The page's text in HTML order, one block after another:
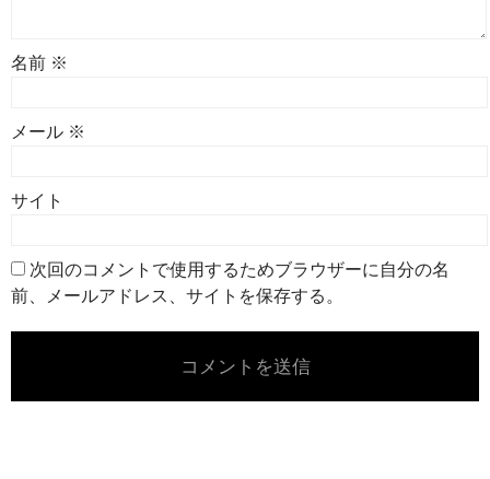
名前 ※
メール ※
サイト
次回のコメントで使用するためブラウザーに自分の名
前、メールアドレス、サイトを保存する。